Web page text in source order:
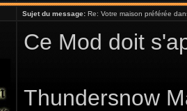
Sujet du message: Re: Votre maison préférée
Ce Mod doit
Thundersnow